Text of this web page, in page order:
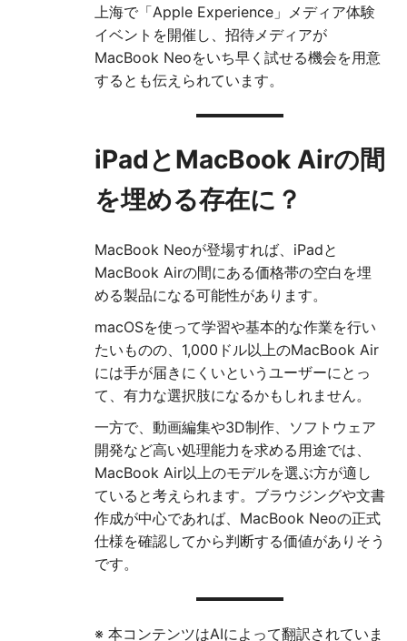
上海で「Apple Experience」メディア体験
イベントを開催し、招待メディアが
MacBook Neoをいち早く試せる機会を用意
するとも伝えられています。
iPadとMacBook Airの間
を埋める存在に？
MacBook Neoが登場すれば、iPadと
MacBook Airの間にある価格帯の空白を埋
める製品になる可能性があります。
macOSを使って学習や基本的な作業を行い
たいものの、1,000ドル以上のMacBook Air
には手が届きにくいというユーザーにとっ
て、有力な選択肢になるかもしれません。
一方で、動画編集や3D制作、ソフトウェア
開発など高い処理能力を求める用途では、
MacBook Air以上のモデルを選ぶ方が適し
ていると考えられます。ブラウジングや文書
作成が中心であれば、MacBook Neoの正式
仕様を確認してから判断する価値がありそう
です。
※ 本コンテンツはAIによって翻訳されていま